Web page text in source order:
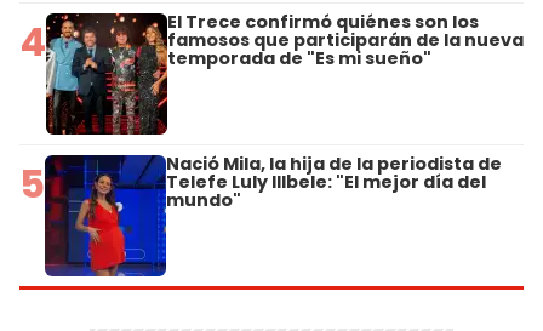
4 El Trece confirmó quiénes son los
famosos que participarán de la nueva
temporada de "Es mi sueño"
5 Nació Mila, la hija de la periodista de
Telefe Luly Illbele: "El mejor día del
mundo"